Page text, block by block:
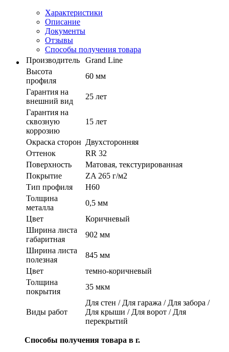
Характеристики
Описание
Документы
Отзывы
Способы получения товара
Производитель
Grand Line
Высота
профиля
60 мм
Гарантия на
внешний вид
25 лет
Гарантия на
сквозную
коррозию
15 лет
Окраска сторон Двухсторонняя
Оттенок
RR 32
Поверхность
Матовая, текстурированная
Покрытие
ZA 265 г/м2
Тип профиля
Н60
Толщина
металла
0,5 мм
Цвет
Коричневый
Ширина листа
габаритная
902 мм
Ширина листа
полезная
845 мм
Цвет
темно-коричневый
Толщина
покрытия
35 мкм
Виды работ
Для стен / Для гаража / Для забора /
Для крыши / Для ворот / Для
перекрытий
Способы получения товара в г.